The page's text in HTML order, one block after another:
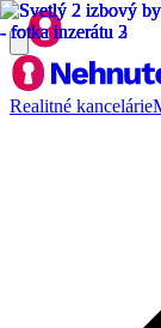
Realitné kancelárie